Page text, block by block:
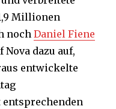
Millionen
nochDaniel Fiene
Nova dazu auf,
entwickelte